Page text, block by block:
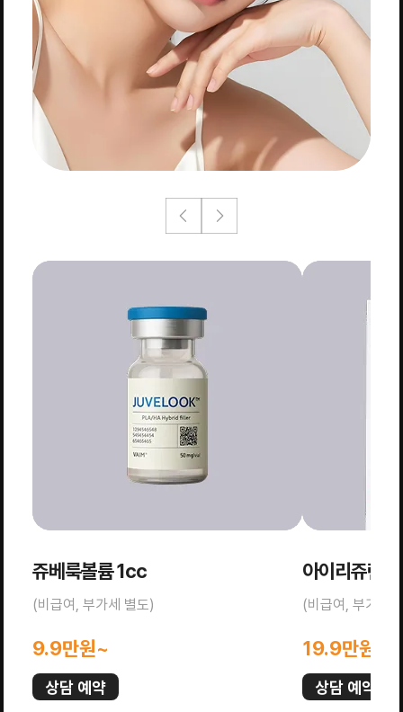
쥬베룩볼륨 1cc
(비급여, 부가세 별도)
9.9만원~
상담 예약
아이리쥬란
(비급여, 부가세
19.9만원~
상담 예약